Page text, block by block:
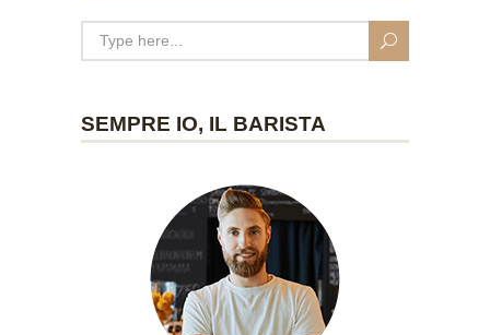
SEMPRE IO, IL BARISTA